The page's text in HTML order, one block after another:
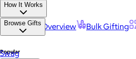
How It Works
Platform Overview Bulk Gifting
Browse Gifts
Popular
Swag